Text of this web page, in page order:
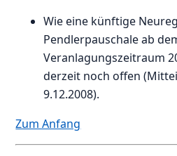
Wie eine künftige
Pendlerpauschale ab
Veranlagungszeitraum
derzeit noch offen
9.12.2008).
Zum Anfang